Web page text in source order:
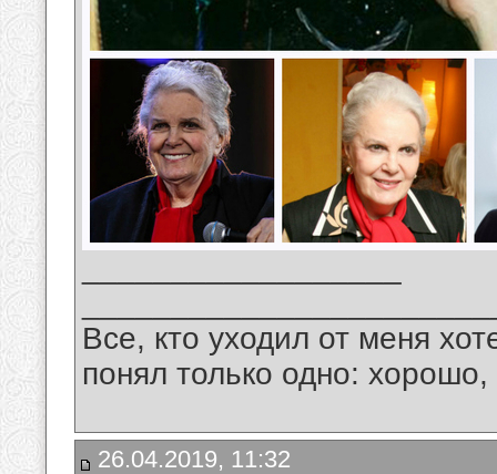
Все, кто уходил от меня
понял только одно:
26.04.2019, 11:32